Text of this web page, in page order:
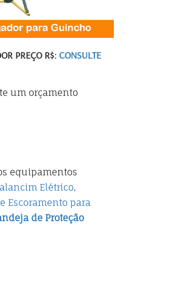
PREÇO R$:CONSULTE
um orçamento
equipamentos
Elétrico,
Escoramento para
de Proteção